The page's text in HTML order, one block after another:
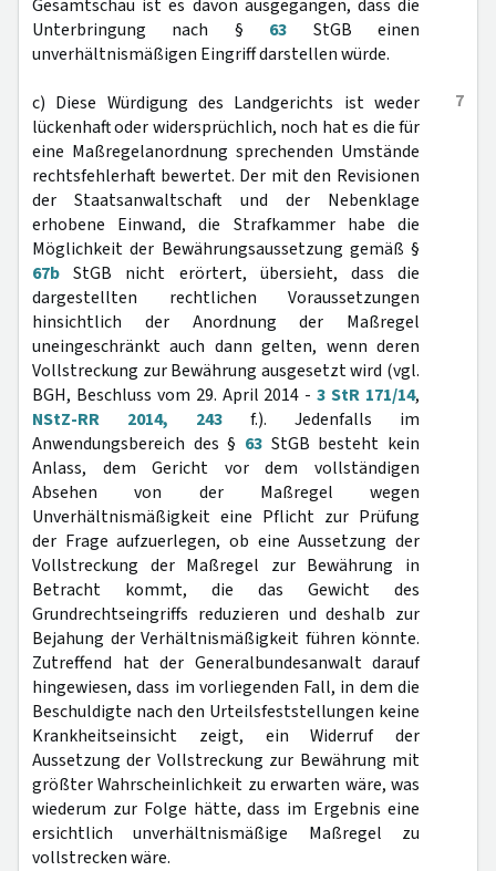
Gesamtschau ist es davon ausgegangen, dass die
Unterbringung nach § 63 StGB einen
unverhältnismäßigen Eingriff darstellen würde.
7
c) Diese Würdigung des Landgerichts ist weder
lückenhaft oder widersprüchlich, noch hat es die für
eine Maßregelanordnung sprechenden Umstände
rechtsfehlerhaft bewertet. Der mit den Revisionen
der Staatsanwaltschaft und der Nebenklage
erhobene Einwand, die Strafkammer habe die
Möglichkeit der Bewährungsaussetzung gemäß §
67b StGB nicht erörtert, übersieht, dass die
dargestellten rechtlichen Voraussetzungen
hinsichtlich der Anordnung der Maßregel
uneingeschränkt auch dann gelten, wenn deren
Vollstreckung zur Bewährung ausgesetzt wird (vgl.
BGH, Beschluss vom 29. April 2014 -3 StR 171/14,
NStZ-RR 2014, 243 f.). Jedenfalls im
Anwendungsbereich des § 63 StGB besteht kein
Anlass, dem Gericht vor dem vollständigen
Absehen von der Maßregel wegen
Unverhältnismäßigkeit eine Pflicht zur Prüfung
der Frage aufzuerlegen, ob eine Aussetzung der
Vollstreckung der Maßregel zur Bewährung in
Betracht kommt, die das Gewicht des
Grundrechtseingriffs reduzieren und deshalb zur
Bejahung der Verhältnismäßigkeit führen könnte.
Zutreffend hat der Generalbundesanwalt darauf
hingewiesen, dass im vorliegenden Fall, in dem die
Beschuldigte nach den Urteilsfeststellungen keine
Krankheitseinsicht zeigt, ein Widerruf der
Aussetzung der Vollstreckung zur Bewährung mit
größter Wahrscheinlichkeit zu erwarten wäre, was
wiederum zur Folge hätte, dass im Ergebnis eine
ersichtlich unverhältnismäßige Maßregel zu
vollstrecken wäre.